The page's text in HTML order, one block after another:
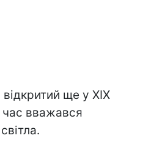
ще у XIX
час вважався